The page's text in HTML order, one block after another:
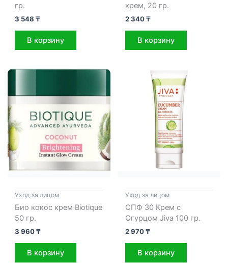
гр.
3 548₸
В корзину
крем, 20 гр.
2 340₸
В корзину
Уход за лицом
Био кокос крем Biotique
50 гр.
3 960₸
В корзину
Уход за лицом
СПФ 30 Крем с
Огурцом Jiva 100 гр.
2 970₸
В корзину